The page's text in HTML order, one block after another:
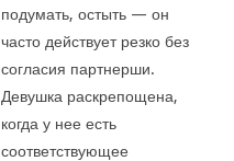
подумать, остыть — он
часто действует резко без
согласия партнерши.
Девушка раскрепощена,
когда у нее есть
соответствующее